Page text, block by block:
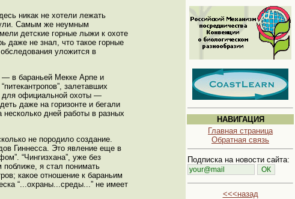
никак не хотели лежать
Самым же неумным
детские горные лыжи к охоте
даже не знал, что такое горные
уложится в
— в бараньей Мекке Арпе и
залетавших
для официальной охоты —
даже на горизонте и бегали
дней работы в разных
не породило создание.
Гиннесса. Это явление еще в
“Чингизхана”, уже без
поближе, я стал понимать
какое отношение к бараньим
“...охраны...среды...” не имеет
НАВИГАЦИЯ
Главная страница
Обратная связь
Подписка на новости сайта:
<<<назад